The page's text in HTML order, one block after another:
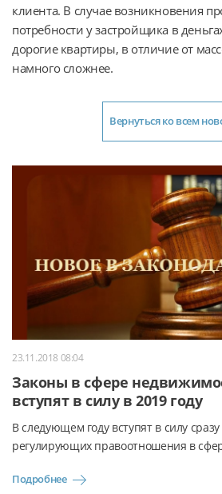
клиента. В случае возникновения
потребности у застройщика в
дорогие квартиры, в отличие от
намного сложнее.
Вернуться ко всем
23.11.2018 08:04
Законы в сфере
вступят в силу в 2019 году
В следующем году вступят в силу
регулирующих правоотношения в
Подробнее